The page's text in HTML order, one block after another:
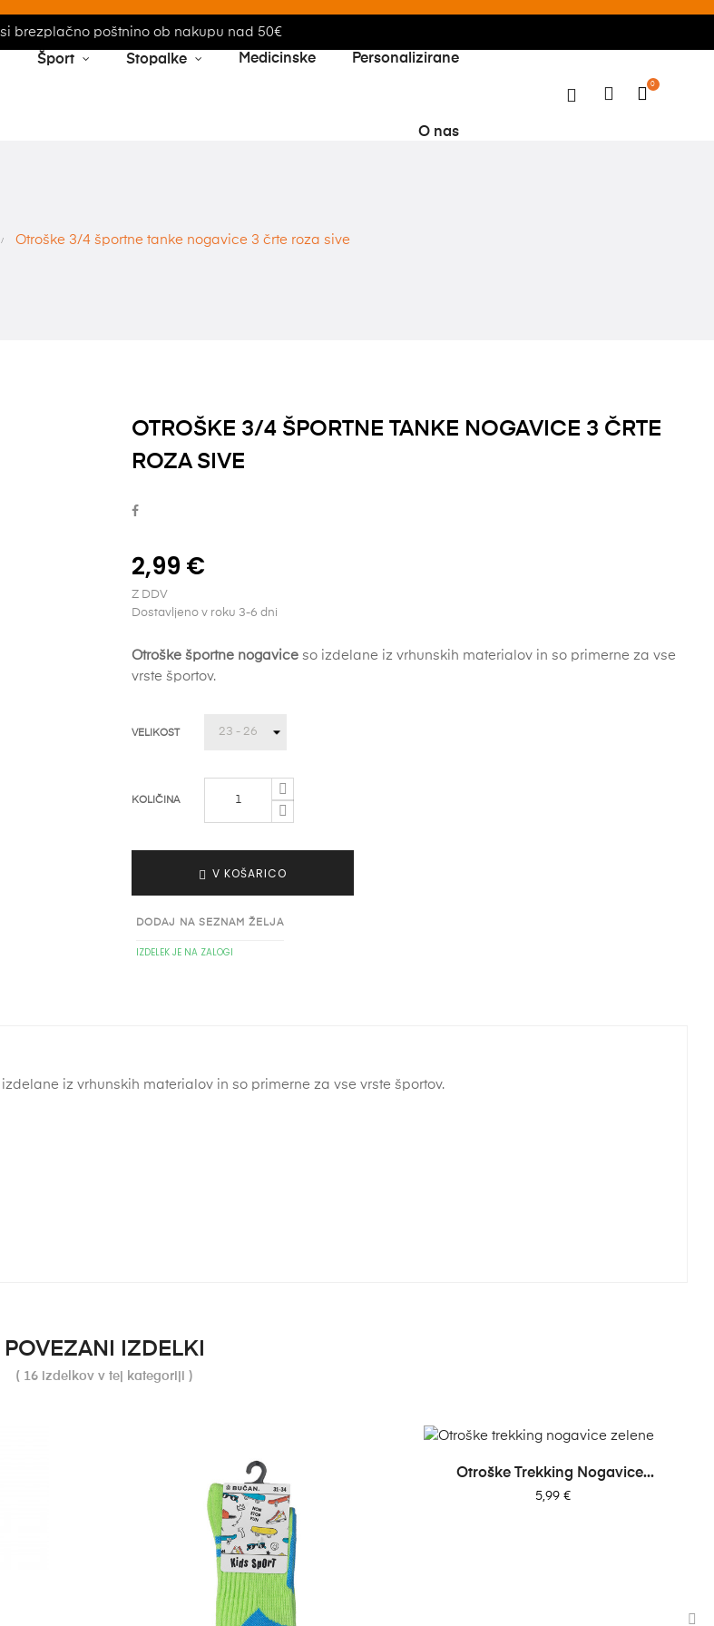
brezplačno poštnino ob nakupu nad 50€
Šport Stopalke Medicinske Personalizirane
O nas
0
Otroške 3/4 športne tanke nogavice 3 črte roza sive
OTROŠKE 3/4 ŠPORTNE TANKE NOGAVICE 3 ČRTE
ROZA SIVE
2,99 €
Z DDV
Dostavljeno v roku 3-6 dni
Otroške športne nogavice so izdelane iz vrhunskih materialov in so primerne za vse
vrste športov.
VELIKOST
KOLIČINA
V KOŠARICO
DODAJ NA SEZNAM ŽELJA
IZDELEK JE NA ZALOGI
iz vrhunskih materialov in so primerne za vse vrste športov.
POVEZANI IZDELKI
( 16 izdelkov v tej kategoriji )
Otroške Trekking Nogavice...
Cena
5,99 €